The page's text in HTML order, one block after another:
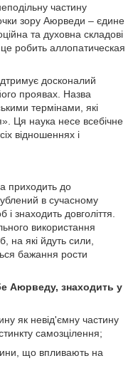
частину
зору Аюрведи – єдине
та духовна складові
робить аллопатическая
досконалий
проявах. Назва
термінами, які
Ця наука несе всебічне
відношеннях і
приходить до
в сучасному
і знаходить довголіття.
використання
на які йдуть сили,
бажання рости
Аюрведу, знаходить у
як невід'ємну частину
самозцілення;
що впливають на